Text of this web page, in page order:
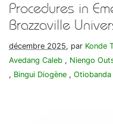
Procedures in
Brazzaville
décembre 2025, par Konde
Avedang Caleb , Niengo
, Bingui Diogène , Otiobanda